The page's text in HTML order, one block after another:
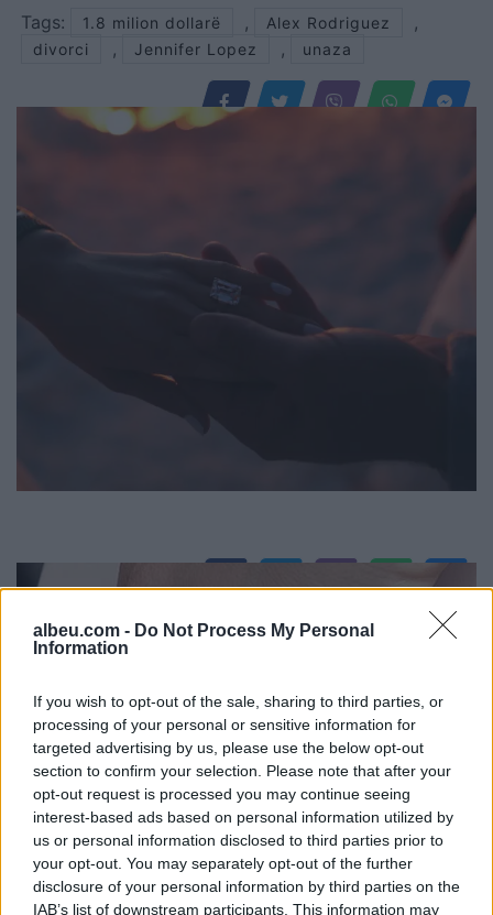
albeu.com - Do Not Process My Personal
Information
If you wish to opt-out of the sale, sharing to third parties, or
processing of your personal or sensitive information for
targeted advertising by us, please use the below opt-out
section to confirm your selection. Please note that after your
opt-out request is processed you may continue seeing
interest-based ads based on personal information utilized by
us or personal information disclosed to third parties prior to
your opt-out. You may separately opt-out of the further
disclosure of your personal information by third parties on the
IAB’s list of downstream participants. This information may
Tags:
1.8 milion dollarë , Alex Rodriguez ,
divorci , Jennifer Lopez , unaza